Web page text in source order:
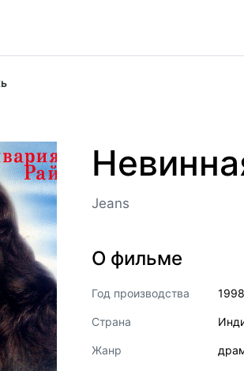
Jeans
О фильме
Год производства 1998
Страна
Жанр